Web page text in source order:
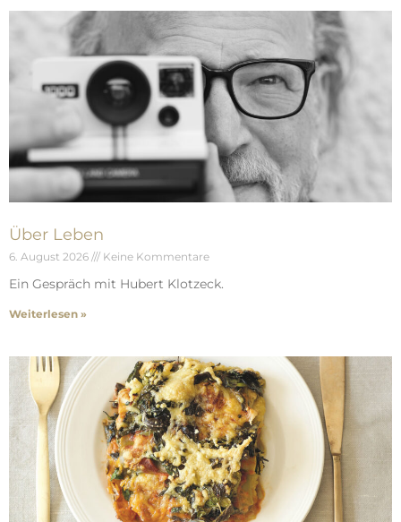
Über Leben
6. August 2026 Keine Kommentare
Ein Gespräch mit Hubert Klotzeck.
Weiterlesen »